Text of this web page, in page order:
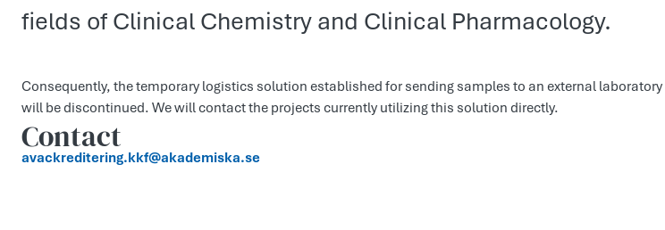
fields of Clinical Chemistry and Clinical Pharmacology.
Consequently, the temporary logistics solution established for sending samples to an external laboratory
will be discontinued. We will contact the projects currently utilizing this solution directly.
Contact
avackreditering.kkf@akademiska.se